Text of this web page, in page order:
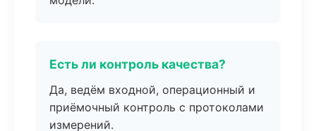
Есть ли контроль качества?
Да, ведём входной, операционный и
приёмочный контроль с протоколами
измерений.